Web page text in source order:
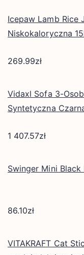
Icepaw Lamb Rice
Niskokaloryczna
269.99zł
Vidaxl Sofa 3-
Syntetyczna
1 407.57zł
Swinger Mini
86.10zł
VITAKRAFT Cat